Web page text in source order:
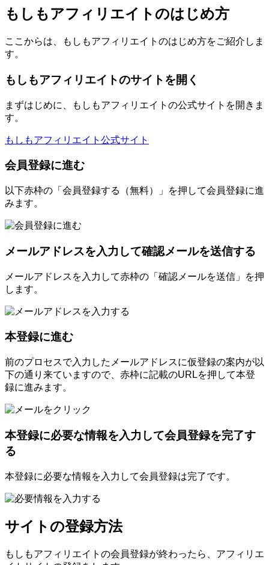
もしもアフィリエイトのはじめ方
ここからは、もしもアフィリエイトのはじめ方をご紹介しま
す。
もしもアフィリエイトのサイトを開く
まずはじめに、もしもアフィリエイトの公式サイトを開きま
す。
もしもアフィリエイト公式サイト
会員登録に進む
以下赤枠の「会員登録する（無料）」を押して会員登録に進
みます。
メールアドレスを入力して確認メールを送信する
メールアドレスを入力して赤枠の「確認メールを送信」を押
します。
本登録に進む
前のプロセスで入力したメールアドレスに仮登録の案内が以
下の通り来ていますので、赤枠に記載のURLを押して本登
録に進みます。
本登録に必要な情報を入力して会員登録を完了す
る
本登録に必要な情報を入力して会員登録は完了です。
サイトの登録方法
もしもアフィリエイトの会員登録が終わったら、アフィリエ